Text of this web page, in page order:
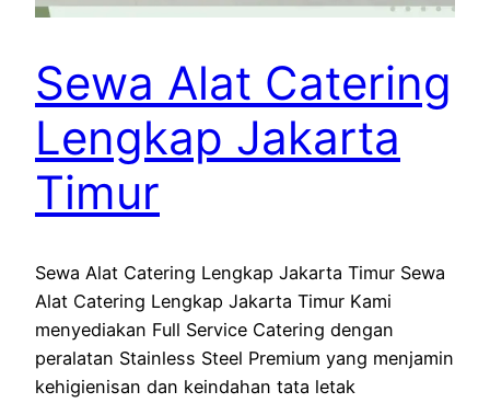
Sewa Alat Catering
Lengkap Jakarta
Timur
Sewa Alat Catering Lengkap Jakarta Timur Sewa
Alat Catering Lengkap Jakarta Timur Kami
menyediakan Full Service Catering dengan
peralatan Stainless Steel Premium yang menjamin
kehigienisan dan keindahan tata letak